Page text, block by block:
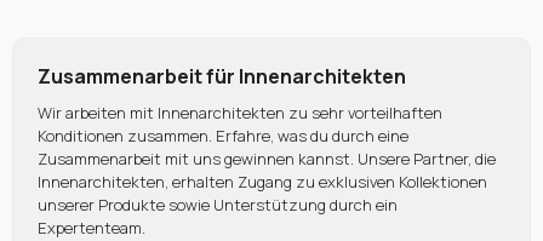
Zusammenarbeit für Innenarchitekten
Wir arbeiten mit Innenarchitekten zu sehr vorteilhaften
Konditionen zusammen. Erfahre, was du durch eine
Zusammenarbeit mit uns gewinnen kannst. Unsere Partner, die
Innenarchitekten, erhalten Zugang zu exklusiven Kollektionen
unserer Produkte sowie Unterstützung durch ein
Expertenteam.